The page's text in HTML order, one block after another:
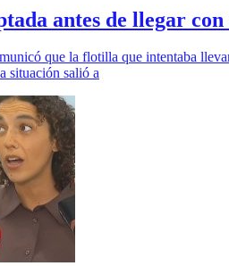
antes de llegar
que la flotilla que intentaba
situación salió a